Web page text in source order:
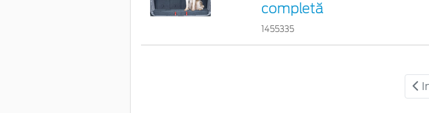
completă
1455335